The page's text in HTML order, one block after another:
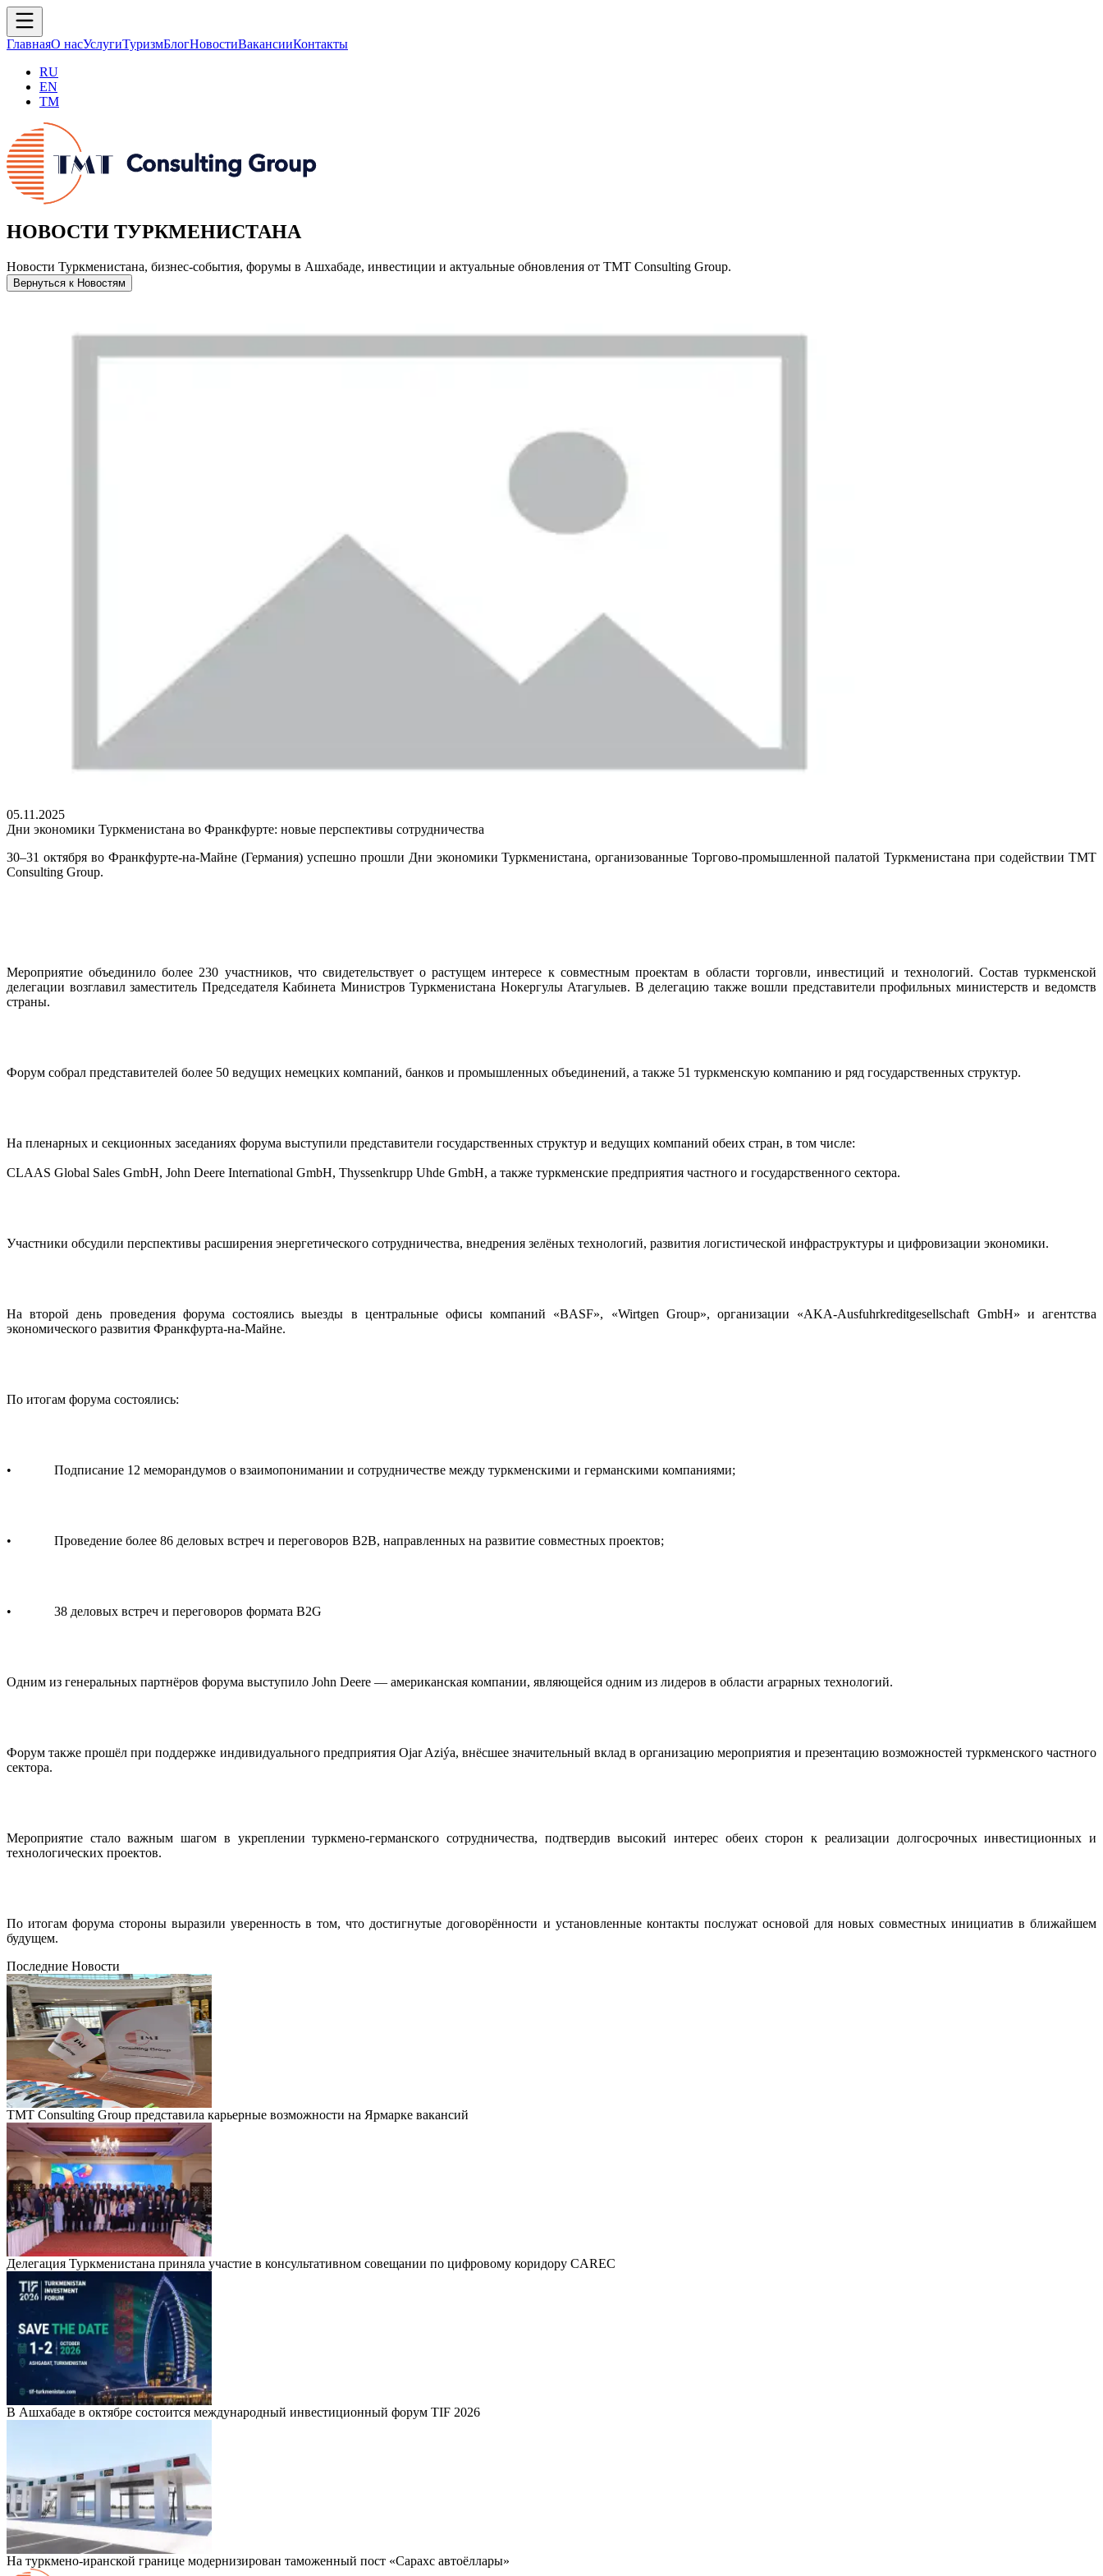
ГлавнаяО насУслугиТуризмБлогНовостиВакансииКонтакты
RU
EN
TM
НОВОСТИ ТУРКМЕНИСТАНА
Новости Туркменистана, бизнес-события, форумы в Ашхабаде, инвестиции и актуальные обновления от TMT Consulting Group.
Вернуться к Новостям
05.11.2025
Дни экономики Туркменистана во Франкфурте: новые перспективы сотрудничества
30–31 октября во Франкфурте-на-Майне (Германия) успешно прошли Дни экономики Туркменистана, организованные Торгово-промышленной палатой Туркменистана при содействии TMT
Consulting Group.
Мероприятие объединило более 230 участников, что свидетельствует о растущем интересе к совместным проектам в области торговли, инвестиций и технологий. Состав туркменской
делегации возглавил заместитель Председателя Кабинета Министров Туркменистана Нокергулы Атагулыев. В делегацию также вошли представители профильных министерств и ведомств
страны.
Форум собрал представителей более 50 ведущих немецких компаний, банков и промышленных объединений, а также 51 туркменскую компанию и ряд государственных структур.
На пленарных и секционных заседаниях форума выступили представители государственных структур и ведущих компаний обеих стран, в том числе:
CLAAS Global Sales GmbH, John Deere International GmbH, Thyssenkrupp Uhde GmbH, а также туркменские предприятия частного и государственного сектора.
Участники обсудили перспективы расширения энергетического сотрудничества, внедрения зелёных технологий, развития логистической инфраструктуры и цифровизации экономики.
На второй день проведения форума состоялись выезды в центральные офисы компаний «BASF», «Wirtgen Group», организации «AKA-Ausfuhrkreditgesellschaft GmbH» и агентства
экономического развития Франкфурта-на-Майне.
По итогам форума состоялись:
• Подписание 12 меморандумов о взаимопонимании и сотрудничестве между туркменскими и германскими компаниями;
• Проведение более 86 деловых встреч и переговоров B2B, направленных на развитие совместных проектов;
• 38 деловых встреч и переговоров формата B2G
Одним из генеральных партнёров форума выступило John Deere — американская компании, являющейся одним из лидеров в области аграрных технологий.
Форум также прошёл при поддержке индивидуального предприятия Ojar Aziýa, внёсшее значительный вклад в организацию мероприятия и презентацию возможностей туркменского частного
сектора.
Мероприятие стало важным шагом в укреплении туркмено-германского сотрудничества, подтвердив высокий интерес обеих сторон к реализации долгосрочных инвестиционных и
технологических проектов.
По итогам форума стороны выразили уверенность в том, что достигнутые договорённости и установленные контакты послужат основой для новых совместных инициатив в ближайшем
будущем.
Последние Новости
TMT Consulting Group представила карьерные возможности на Ярмарке вакансий
Делегация Туркменистана приняла участие в консультативном совещании по цифровому коридору CAREC
В Ашхабаде в октябре состоится международный инвестиционный форум TIF 2026
На туркмено-иранской границе модернизирован таможенный пост «Сарахс автоёллары»